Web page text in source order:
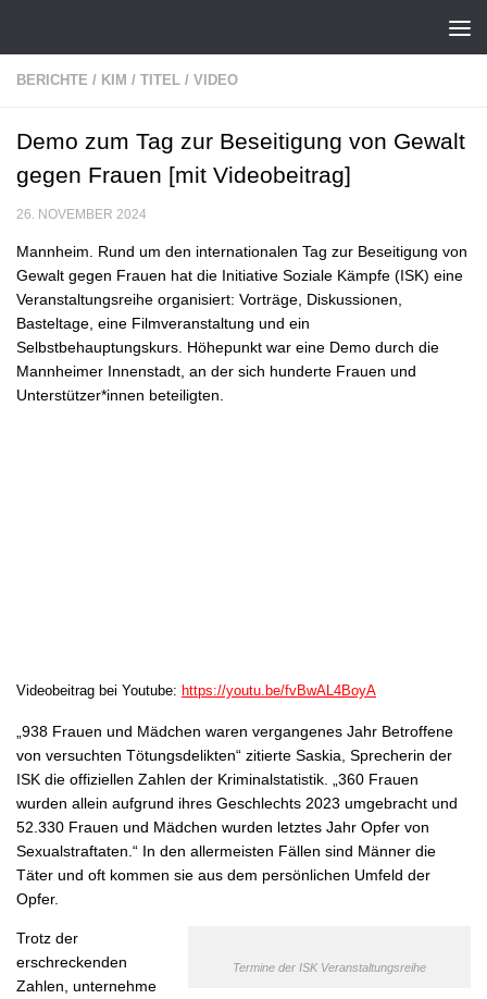
BERICHTE / KIM / TITEL / VIDEO
Demo zum Tag zur Beseitigung von Gewalt
gegen Frauen [mit Videobeitrag]
26. NOVEMBER 2024
Mannheim. Rund um den internationalen Tag zur Beseitigung von
Gewalt gegen Frauen hat die Initiative Soziale Kämpfe (ISK) eine
Veranstaltungsreihe organisiert: Vorträge, Diskussionen,
Basteltage, eine Filmveranstaltung und ein
Selbstbehauptungskurs. Höhepunkt war eine Demo durch die
Mannheimer Innenstadt, an der sich hunderte Frauen und
Unterstützer*innen beteiligten.
Videobeitrag bei Youtube: https://youtu.be/fvBwAL4BoyA
„938 Frauen und Mädchen waren vergangenes Jahr Betroffene
von versuchten Tötungsdelikten“ zitierte Saskia, Sprecherin der
ISK die offiziellen Zahlen der Kriminalstatistik. „360 Frauen
wurden allein aufgrund ihres Geschlechts 2023 umgebracht und
52.330 Frauen und Mädchen wurden letztes Jahr Opfer von
Sexualstraftaten.“ In den allermeisten Fällen sind Männer die
Täter und oft kommen sie aus dem persönlichen Umfeld der
Opfer.
Termine der ISK Veranstaltungsreihe
Trotz der
erschreckenden
Zahlen, unternehme